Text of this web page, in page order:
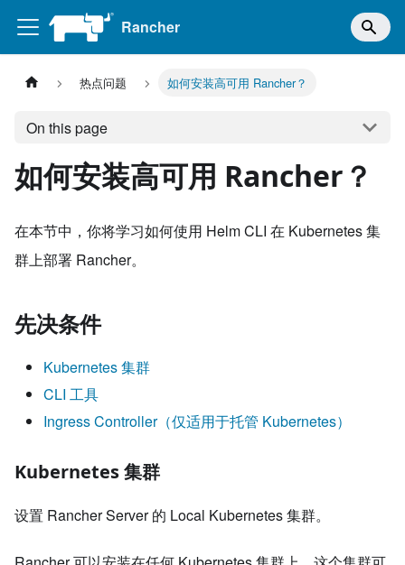
Rancher
热点问题 如何安装高可用 Rancher？
On this page
如何安装高可用 Rancher？
在本节中，你将学习如何使用 Helm CLI 在 Kubernetes 集
群上部署 Rancher。
先决条件
Kubernetes 集群
CLI 工具
Ingress Controller（仅适用于托管 Kubernetes）
Kubernetes 集群
设置 Rancher Server 的 Local Kubernetes 集群。